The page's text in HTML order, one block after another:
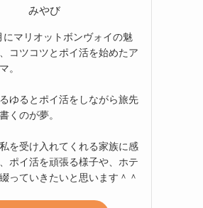
みやび
にマリオットボンヴォイの魅
コツコツとポイ活を始めたア
。
ゆるとポイ活をしながら旅先
くのが夢。
を受け入れてくれる家族に感
ポイ活を頑張る様子や、ホテ
っていきたいと思います＾＾